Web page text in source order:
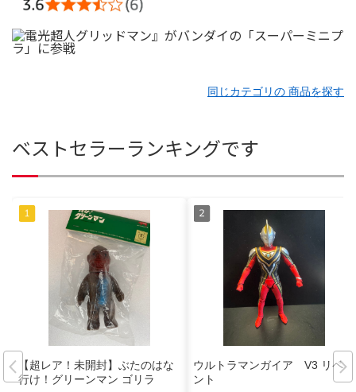
同じカテゴリの 商品を探す
ベストセラーランキングです
【超レア！未開封】ぶたのはな
行け！グリーンマン ゴリラ
ウルトラマンガイア V3 リペイ
ント